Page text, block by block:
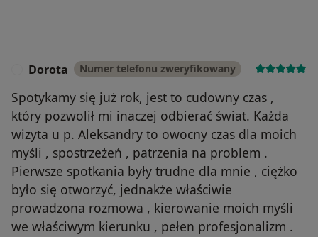
Dorota Numer telefonu zweryfikowany
Spotykamy się już rok, jest to cudowny czas ,
który pozwolił mi inaczej odbierać świat. Każda
wizyta u p. Aleksandry to owocny czas dla moich
myśli , spostrzeżeń , patrzenia na problem .
Pierwsze spotkania były trudne dla mnie , ciężko
było się otworzyć, jednakże właściwie
prowadzona rozmowa , kierowanie moich myśli
we właściwym kierunku , pełen profesjonalizm .